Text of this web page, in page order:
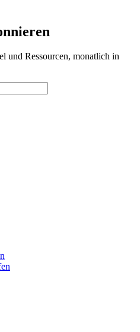
und Ressourcen, monatlich in